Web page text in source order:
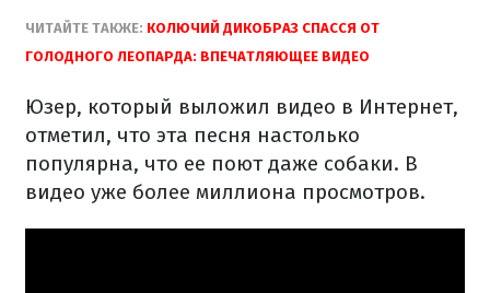
ЧИТАЙТЕ ТАКЖЕ: КОЛЮЧИЙ ДИКОБРАЗ СПАССЯ ОТ
ГОЛОДНОГО ЛЕОПАРДА: ВПЕЧАТЛЯЮЩЕЕ ВИДЕО
Юзер, который выложил видео в Интернет,
отметил, что эта песня настолько
популярна, что ее поют даже собаки. В
видео уже более миллиона просмотров.